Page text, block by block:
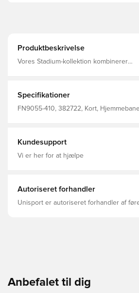
Produktbeskrivelse
Vores Stadium-kollektion kombinerer
Specifikationer
FN9055-410, 382722, Kort,
Kundesupport
Vi er her for at hjælpe
Autoriseret forhandler
Unisport er autoriseret forhandler af
Anbefalet til dig